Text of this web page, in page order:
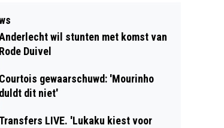
wil stunten met komst van
Rode Duivel
Courtois gewaarschuwd: 'Mourinho
duldt dit niet'
Transfers LIVE. 'Lukaku kiest voor